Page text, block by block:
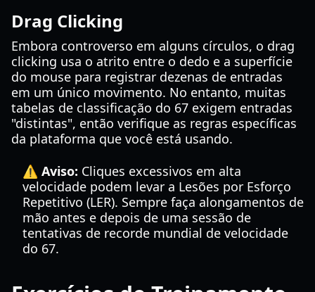
Drag Clicking
Embora controverso em alguns círculos, o drag
clicking usa o atrito entre o dedo e a superfície
do mouse para registrar dezenas de entradas
em um único movimento. No entanto, muitas
tabelas de classificação do 67 exigem entradas
"distintas", então verifique as regras específicas
da plataforma que você está usando.
⚠️ Aviso: Cliques excessivos em alta
velocidade podem levar a Lesões por Esforço
Repetitivo (LER). Sempre faça alongamentos de
mão antes e depois de uma sessão de
tentativas de recorde mundial de velocidade
do 67.